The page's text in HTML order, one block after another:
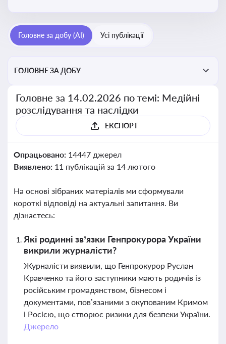
компаній, посадових осіб і пов’язаних осіб
Головне за добу (AI) Усі публікації
ГОЛОВНЕ ЗА ДОБУ
Головне за 14.02.2026 по темі: Медійні
розслідування та наслідки
ЕКСПОРТ
Опрацьовано: 14447 джерел
Виявлено: 11 публікацій за 14 лютого
На основі зібраних матеріалів ми сформували
короткі відповіді на актуальні запитання. Ви
дізнаєтесь:
Які родинні зв’язки Генпрокурора України
викрили журналісти?
Журналісти виявили, що Генпрокурор Руслан
Кравченко та його заступники мають родичів із
російським громадянством, бізнесом і
документами, пов’язаними з окупованим Кримом
і Росією, що створює ризики для безпеки України.
Джерело